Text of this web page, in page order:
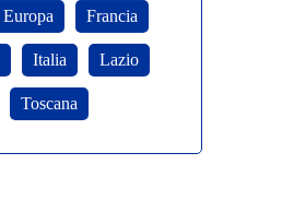
Europa Francia
Italia Lazio
Toscana